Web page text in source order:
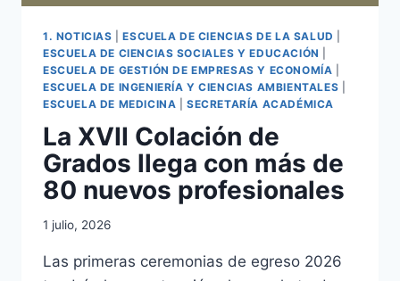
1. NOTICIAS |ESCUELA DE CIENCIAS DE LA SALUD
ESCUELA DE CIENCIAS SOCIALES Y EDUCACIÓN
ESCUELA DE GESTIÓN DE EMPRESAS Y ECONOMÍA
ESCUELA DE INGENIERÍA Y CIENCIAS AMBIENTALES
ESCUELA DE MEDICINA |SECRETARÍA ACADÉMICA
La XVII Colación de
Grados llega con más de
80 nuevos profesionales
1 julio, 2026
Las primeras ceremonias de egreso 2026